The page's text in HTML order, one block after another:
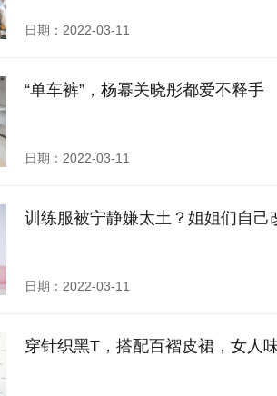
日期：2022-03-11
“单车裤”，杨幂关晓彤都爱不释手
日期：2022-03-11
训练服被宁静嫌太土？姐姐们自
日期：2022-03-11
穿针织黑T，搭配百褶皮裙，女人